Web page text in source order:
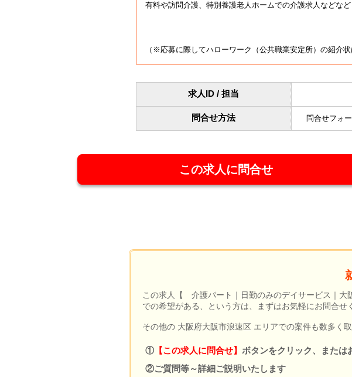
有料や訪問介護、特別養護老人ホームでの介護求人などな
（※応募に際してハローワーク（公共職業安定所）の紹介状
求人ID / 担当
問合せ方法 問合せフォ
この求人に問合せ
この求人【 介護パート｜日勤のみのデイサービス｜
での希望がある、という方は、まずはお気軽にお問合せ
その他の 大阪府大阪市浪速区 エリアでの案件も数多く
① 【この求人に問合せ】 ボタンをクリック、または
②ご質問等～詳細ご説明いたします